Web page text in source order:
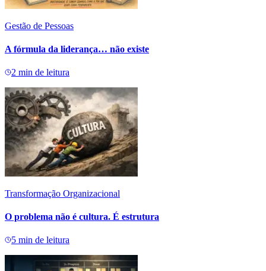
Gestão de Pessoas
A fórmula da liderança… não existe
2 min de leitura
Transformação Organizacional
O problema não é cultura. É estrutura
5 min de leitura